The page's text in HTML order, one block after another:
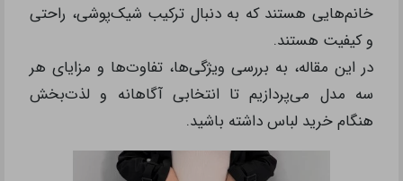
خانم‌هایی هستند که به دنبال ترکیب شیک‌پوشی، راحتی
و کیفیت هستند.
در این مقاله، به بررسی ویژگی‌ها، تفاوت‌ها و مزایای هر
سه مدل می‌پردازیم تا انتخابی آگاهانه و لذت‌بخش
هنگام خرید لباس داشته باشید.